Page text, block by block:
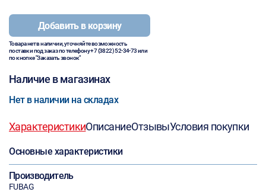
Добавить в корзину
Товара нет в наличии, уточняйте возможность
поставки под заказ по телефону+7 (3822) 52-34-73или
по кнопке "Заказать звонок"
Наличие в магазинах
Нет в наличии на складах
ХарактеристикиОписаниеОтзывыУсловия покупки
Основные характеристики
Производитель
FUBAG